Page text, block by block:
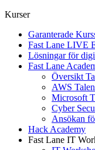
Kurser
Garanterade
Fast Lane LIVE
Lösningar för
Fast Lane
Översikt
AWS
Microsoft
Cyber
Ansökan
Hack Academy
Fast Lane IT